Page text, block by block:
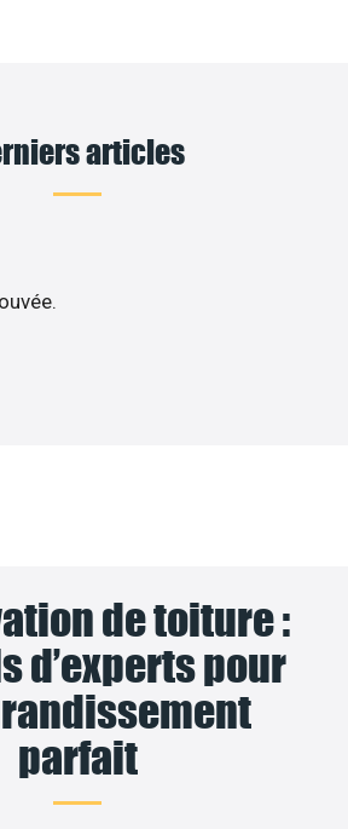
articles
de toiture :
d’experts pour
parfait